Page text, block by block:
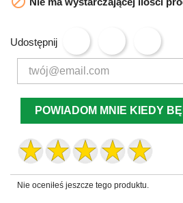
Udostępnij
POWIADOM MNIE KIEDY
Nie oceniłeś jeszcze tego produktu.